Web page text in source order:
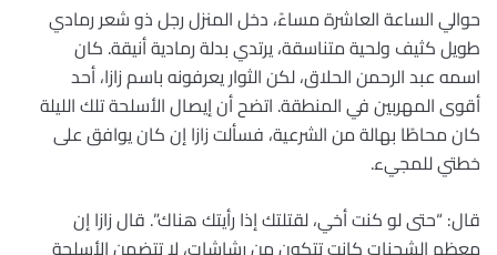
حوالي الساعة العاشرة مساءً، دخل المنزل رجل ذو شعر رمادي
طويل كثيف ولحية متناسقة، يرتدي بدلة رمادية أنيقة. كان
اسمه عبد الرحمن الحلاق، لكن الثوار يعرفونه باسم زازا، أحد
أقوى المهربين في المنطقة. اتضح أن إيصال الأسلحة تلك الليلة
كان محاطًا بهالة من الشرعية، فسألت زازا إن كان يوافق على
خطتي للمجيء.
قال: “حتى لو كنت أخي، لقتلتك إذا رأيتك هناك”. قال زازا إن
معظم الشحنات كانت تتكون من رشاشات، لا تتضمن الأسلحة